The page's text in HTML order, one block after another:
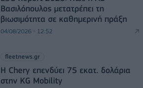
Βασιλόπουλος μετατρέπει τη
βιωσιμότητα σε καθημερινή πράξη
04/08/2026 - 12:52
fleetnews.gr
Η Chery επενδύει 75 εκατ. δολάρια
στην KG Mobility